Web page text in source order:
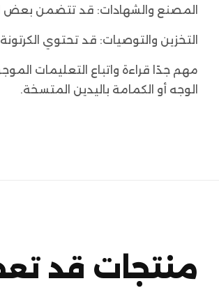
المصنع والشهادات: قد تتضمن بعض
التخزين والتوصيات: قد تحتوي
مهم جدًا قراءة واتباع التعليمات
الوجه أو الكمامة باليدين المتسخة.
منتجات قد